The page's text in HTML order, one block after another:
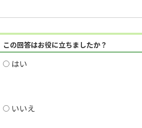
この回答はお役に立ちましたか？
はい
いいえ